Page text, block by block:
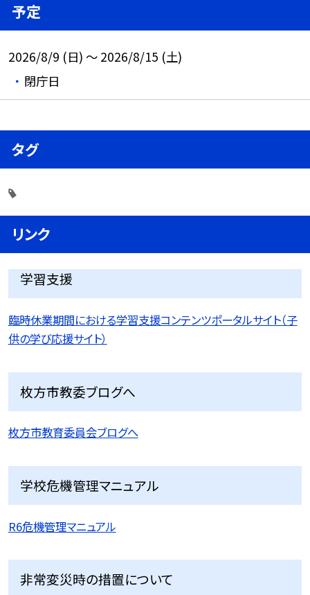
予定
2026/8/9 (日) ～ 2026/8/15 (土)
閉庁日
タグ
リンク
学習支援
臨時休業期間における学習支援コンテンツポータルサイト（子
供の学び応援サイト）
枚方市教委ブログへ
枚方市教育委員会ブログへ
学校危機管理マニュアル
R6危機管理マニュアル
非常変災時の措置について